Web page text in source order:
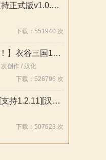
军火商[支持正式版v1.0.1][原创]
下载：551940 次
【大更新！】衣谷三国196大拓展【支持1.212】稳定版发布！！
创作 / 汉化
下载：526796 次
中古战锤[支持1.2.11][汉化版]汉化包v2
下载：507623 次